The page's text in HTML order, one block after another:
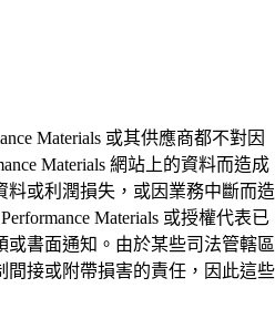
Materials 或其供應商都不對因
Materials 網站上的資料而造成
料或利潤損失，或因業務中斷而造
Materials 或授權代表已
或書面通知。由於某些司法管轄區
間接或附帶損害的責任，因此這些